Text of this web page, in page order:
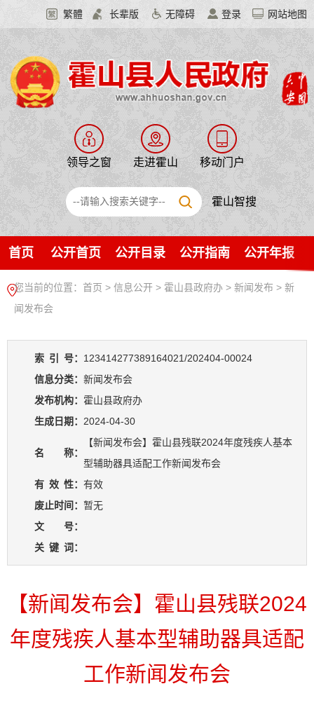
繁體 长辈版 无障碍 登录 网站地图
领导之窗 走进霍山 移动门户
霍山智搜
首页 公开首页 公开目录 公开指南 公开年报
您当前的位置： 首页 > 信息公开 > 霍山县政府办 > 新闻发布 > 新
闻发布会
索 引 号： 123414277389164021/202404-00024
信息分类： 新闻发布会
发布机构： 霍山县政府办
生成日期： 2024-04-30
名 称：
【新闻发布会】霍山县残联2024年度残疾人基本
型辅助器具适配工作新闻发布会
有 效 性： 有效
废止时间： 暂无
文 号：
关 键 词：
【新闻发布会】霍山县残联2024
年度残疾人基本型辅助器具适配
工作新闻发布会